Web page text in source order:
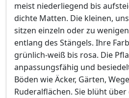
meist niederliegend bis
dichte Matten. Die kleinen,
sitzen einzeln oder zu
entlang des Stängels. Ihre
grünlich-weiß bis rosa. Die
anpassungsfähig und
Böden wie Äcker, Gärten,
Ruderalflächen. Sie blüht